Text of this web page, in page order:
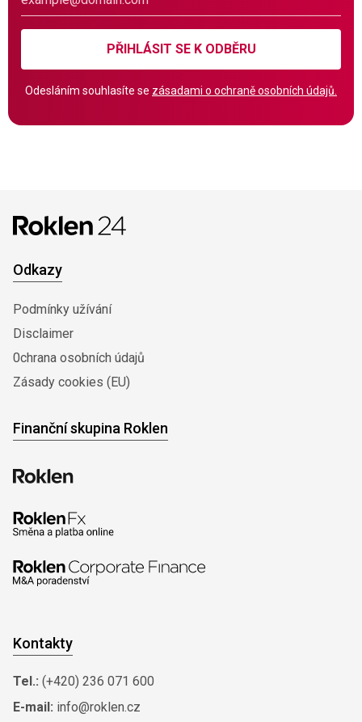
PŘIHLÁSIT SE K ODBĚRU
Odesláním souhlasíte se zásadami o ochraně osobních údajů.
Odkazy
Podmínky užívání
Disclaimer
0chrana osobních údajů
Zásady cookies (EU)
Finanční skupina Roklen
Kontakty
Tel.: (+420) 236 071 600
E-mail: info@roklen.cz